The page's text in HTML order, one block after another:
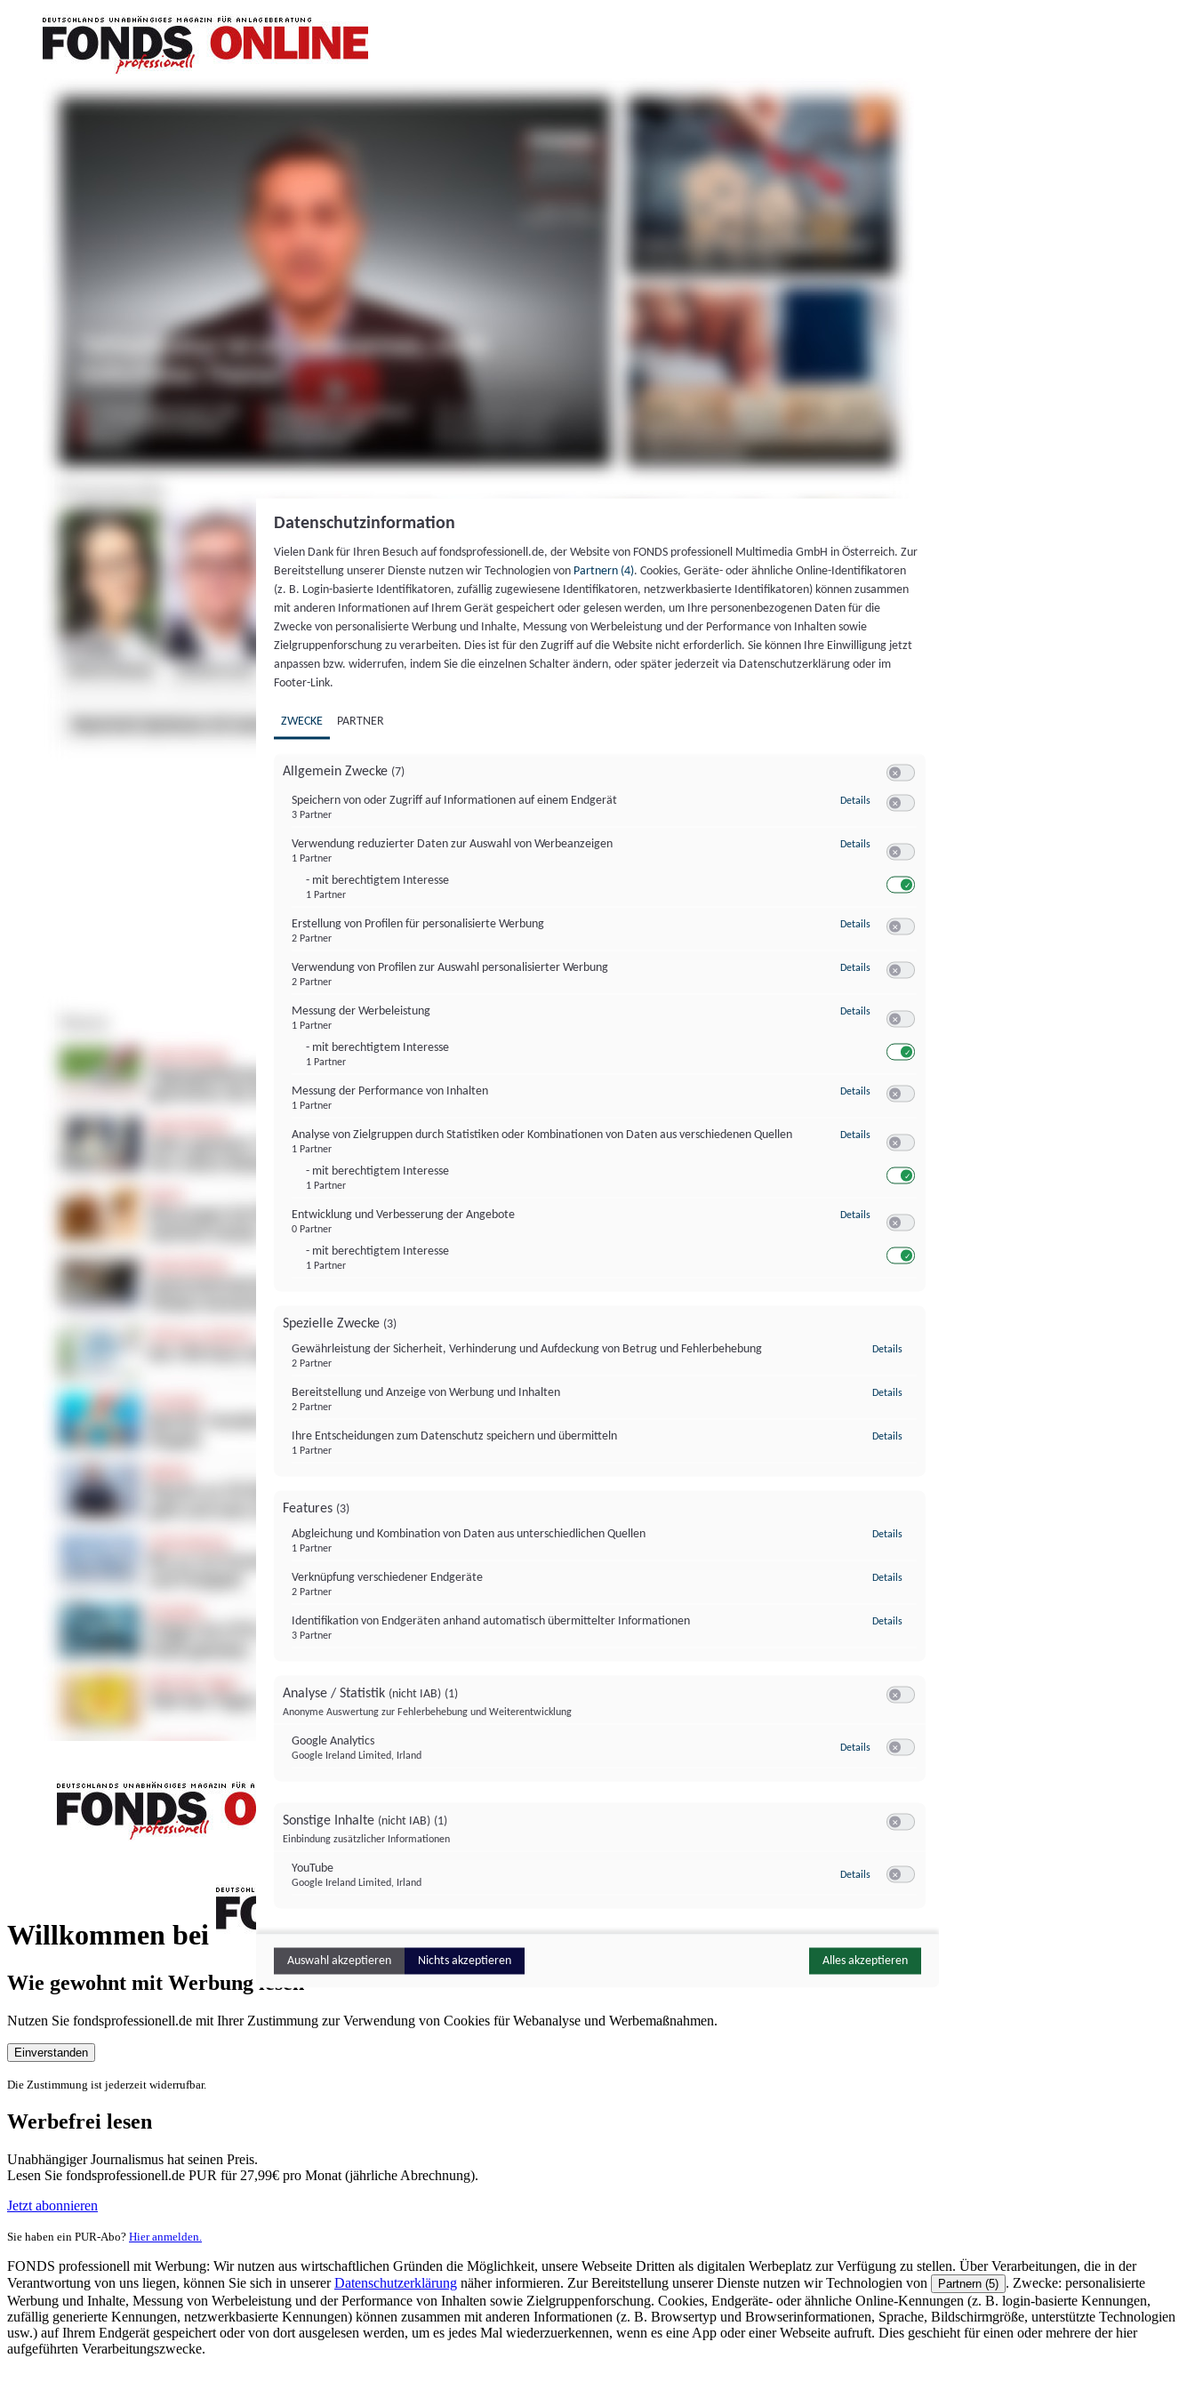
Willkommen bei
FONDS professionell
Wie gewohnt mit Werbung lesen
Nutzen Sie fondsprofessionell.de mit Ihrer Zustimmung zur Verwendung von Cookies für Webanalyse und Werbemaßnahmen.
Einverstanden
Die Zustimmung ist jederzeit widerrufbar.
Werbefrei lesen
Unabhängiger Journalismus hat seinen Preis.
Lesen Sie fondsprofessionell.de PUR für 27,99€ pro Monat (jährliche Abrechnung).
Jetzt abonnieren
Sie haben ein PUR-Abo? Hier anmelden.
FONDS professionell mit Werbung: Wir nutzen aus wirtschaftlichen Gründen die Möglichkeit, unsere Webseite Dritten als digitalen Werbeplatz zur Verfügung zu stellen. Über Verarbeitungen, die in der
Verantwortung von uns liegen, können Sie sich in unsererDatenschutzerklärung näher informieren. Zur Bereitstellung unserer Dienste nutzen wir Technologien von Partnern (5) . Zwecke: personalisierte
Werbung und Inhalte, Messung von Werbeleistung und der Performance von Inhalten sowie Zielgruppenforschung. Cookies, Endgeräte- oder ähnliche Online-Kennungen (z. B. login-basierte Kennungen,
zufällig generierte Kennungen, netzwerkbasierte Kennungen) können zusammen mit anderen Informationen (z. B. Browsertyp und Browserinformationen, Sprache, Bildschirmgröße, unterstützte Technologien
usw.) auf Ihrem Endgerät gespeichert oder von dort ausgelesen werden, um es jedes Mal wiederzuerkennen, wenn es eine App oder einer Webseite aufruft. Dies geschieht für einen oder mehrere der hier
aufgeführten Verarbeitungszwecke.
Datenschutzinformation
Vielen Dank für Ihren Besuch auf fondsprofessionell.de, der Website von FONDS professionell Multimedia GmbH in Österreich. Zur
Bereitstellung unserer Dienste nutzen wir Technologien von Partnern (4). Cookies, Geräte- oder ähnliche Online-Identifikatoren
(z. B. Login-basierte Identifikatoren, zufällig zugewiesene Identifikatoren, netzwerkbasierte Identifikatoren) können zusammen
mit anderen Informationen auf Ihrem Gerät gespeichert oder gelesen werden, um Ihre personenbezogenen Daten für die
Zwecke von personalisierte Werbung und Inhalte, Messung von Werbeleistung und der Performance von Inhalten sowie
Zielgruppenforschung zu verarbeiten. Dies ist für den Zugriff auf die Website nicht erforderlich. Sie können Ihre Einwilligung jetzt
anpassen bzw. widerrufen, indem Sie die einzelnen Schalter ändern, oder später jederzeit via Datenschutzerklärung oder im
Footer-Link.
ZWECKE PARTNER
Allgemein Zwecke (7)
Speichern von oder Zugriff auf Informationen auf einem Endgerät
3 Partner
Details zu Speichern von oder Zugriff auf Informationen auf einem Endgerät
Verwendung reduzierter Daten zur Auswahl von Werbeanzeigen
1 Partner
- mit berechtigtem Interesse
1 Partner
Details zu Verwendung reduzierter Daten zur Auswahl von Werbeanzeigen
Erstellung von Profilen für personalisierte Werbung
2 Partner
Details zu Erstellung von Profilen für personalisierte Werbung
Verwendung von Profilen zur Auswahl personalisierter Werbung
2 Partner
Details zu Verwendung von Profilen zur Auswahl personalisierter Werbung
Messung der Werbeleistung
1 Partner
- mit berechtigtem Interesse
1 Partner
Details zu Messung der Werbeleistung
Messung der Performance von Inhalten
1 Partner
Details zu Messung der Performance von Inhalten
Analyse von Zielgruppen durch Statistiken oder Kombinationen von Daten aus verschiedenen Quellen
1 Partner
- mit berechtigtem Interesse
1 Partner
Details zu Analyse von Zielgruppen durch Statistiken oder Kombinationen von
Entwicklung und Verbesserung der Angebote
0 Partner
- mit berechtigtem Interesse
1 Partner
Details zu Entwicklung und Verbesserung der Angebote
Spezielle Zwecke (3)
Gewährleistung der Sicherheit, Verhinderung und Aufdeckung von Betrug und Fehlerbehebung
2 Partner
Details
Bereitstellung und Anzeige von Werbung und Inhalten
2 Partner
Details
Ihre Entscheidungen zum Datenschutz speichern und übermitteln
1 Partner
Details
Features (3)
Abgleichung und Kombination von Daten aus unterschiedlichen Quellen
1 Partner
Details
Verknüpfung verschiedener Endgeräte
2 Partner
Details
Identifikation von Endgeräten anhand automatisch übermittelter Informationen
3 Partner
Details
Analyse / Statistik (nicht IAB) (1)
Anonyme Auswertung zur Fehlerbehebung und Weiterentwicklung
Google Analytics
Google Ireland Limited, Irland
Details zu Google Analytics
Sonstige Inhalte (nicht IAB) (1)
Einbindung zusätzlicher Informationen
YouTube
Google Ireland Limited, Irland
Details zu YouTube
Auswahl akzeptieren Nichts akzeptieren Alles akzeptieren